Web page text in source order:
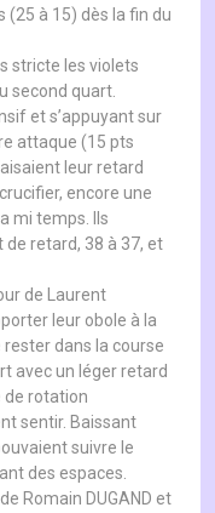
(25 à 15) dès la fin du
stricte les violets
second quart.
et s’appuyant sur
attaque (15 pts
leur retard
encore une
mi temps. Ils
retard, 38 à 37, et
de Laurent
leur obole à la
dans la course
avec un léger retard
de rotation
sentir. Baissant
suivre le
des espaces.
Romain DUGAND et